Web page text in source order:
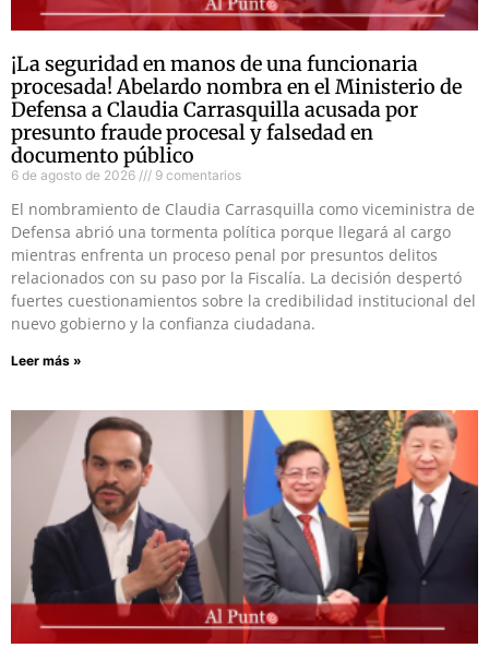
¡La seguridad en manos de una funcionaria
procesada! Abelardo nombra en el Ministerio de
Defensa a Claudia Carrasquilla acusada por
presunto fraude procesal y falsedad en
documento público
6 de agosto de 2026 9 comentarios
El nombramiento de Claudia Carrasquilla como viceministra de
Defensa abrió una tormenta política porque llegará al cargo
mientras enfrenta un proceso penal por presuntos delitos
relacionados con su paso por la Fiscalía. La decisión despertó
fuertes cuestionamientos sobre la credibilidad institucional del
nuevo gobierno y la confianza ciudadana.
Leer más »